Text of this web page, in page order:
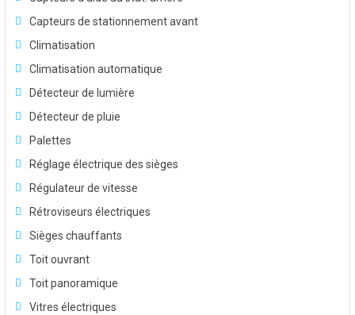
Capteurs de stationnement avant
Climatisation
Climatisation automatique
Détecteur de lumière
Détecteur de pluie
Palettes
Réglage électrique des sièges
Régulateur de vitesse
Rétroviseurs électriques
Sièges chauffants
Toit ouvrant
Toit panoramique
Vitres électriques